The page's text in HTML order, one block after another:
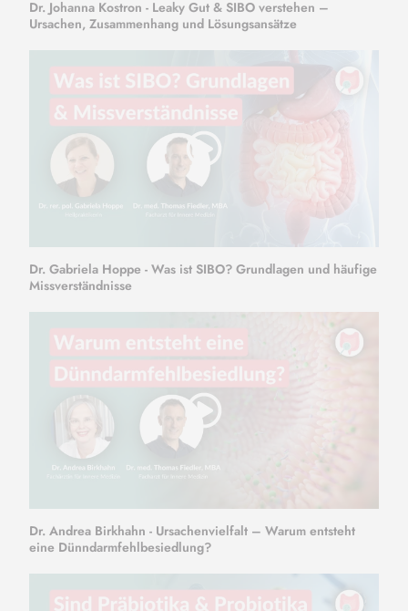
Dr. Johanna Kostron - Leaky Gut & SIBO verstehen –
Ursachen, Zusammenhang und Lösungsansätze
Dr. Gabriela Hoppe - Was ist SIBO? Grundlagen und häufige
Missverständnisse
Dr. Andrea Birkhahn - Ursachenvielfalt – Warum entsteht
eine Dünndarmfehlbesiedlung?